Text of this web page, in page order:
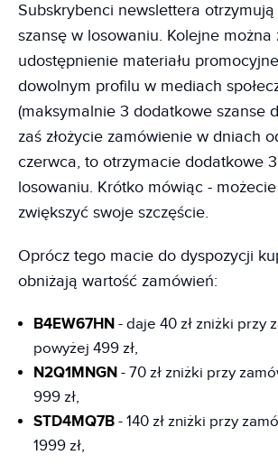
Subskrybenci newslettera
szansę w losowaniu. Kolejne można
udostępnienie materiału
dowolnym profilu w mediach
(maksymalnie 3 dodatkowe szanse
zaś złożycie zamówienie w dniach
czerwca, to otrzymacie dodatkowe
losowaniu. Krótko mówiąc -
zwiększyć swoje szczęście.
Oprócz tego macie do dyspozycji
obniżają wartość zamówień:
B4EW67HN - daje 40 zł zniżki przy
powyżej 499 zł,
N2Q1MNGN - 70 zł zniżki przy
999 zł,
STD4MQ7B - 140 zł zniżki przy
1999 zł,